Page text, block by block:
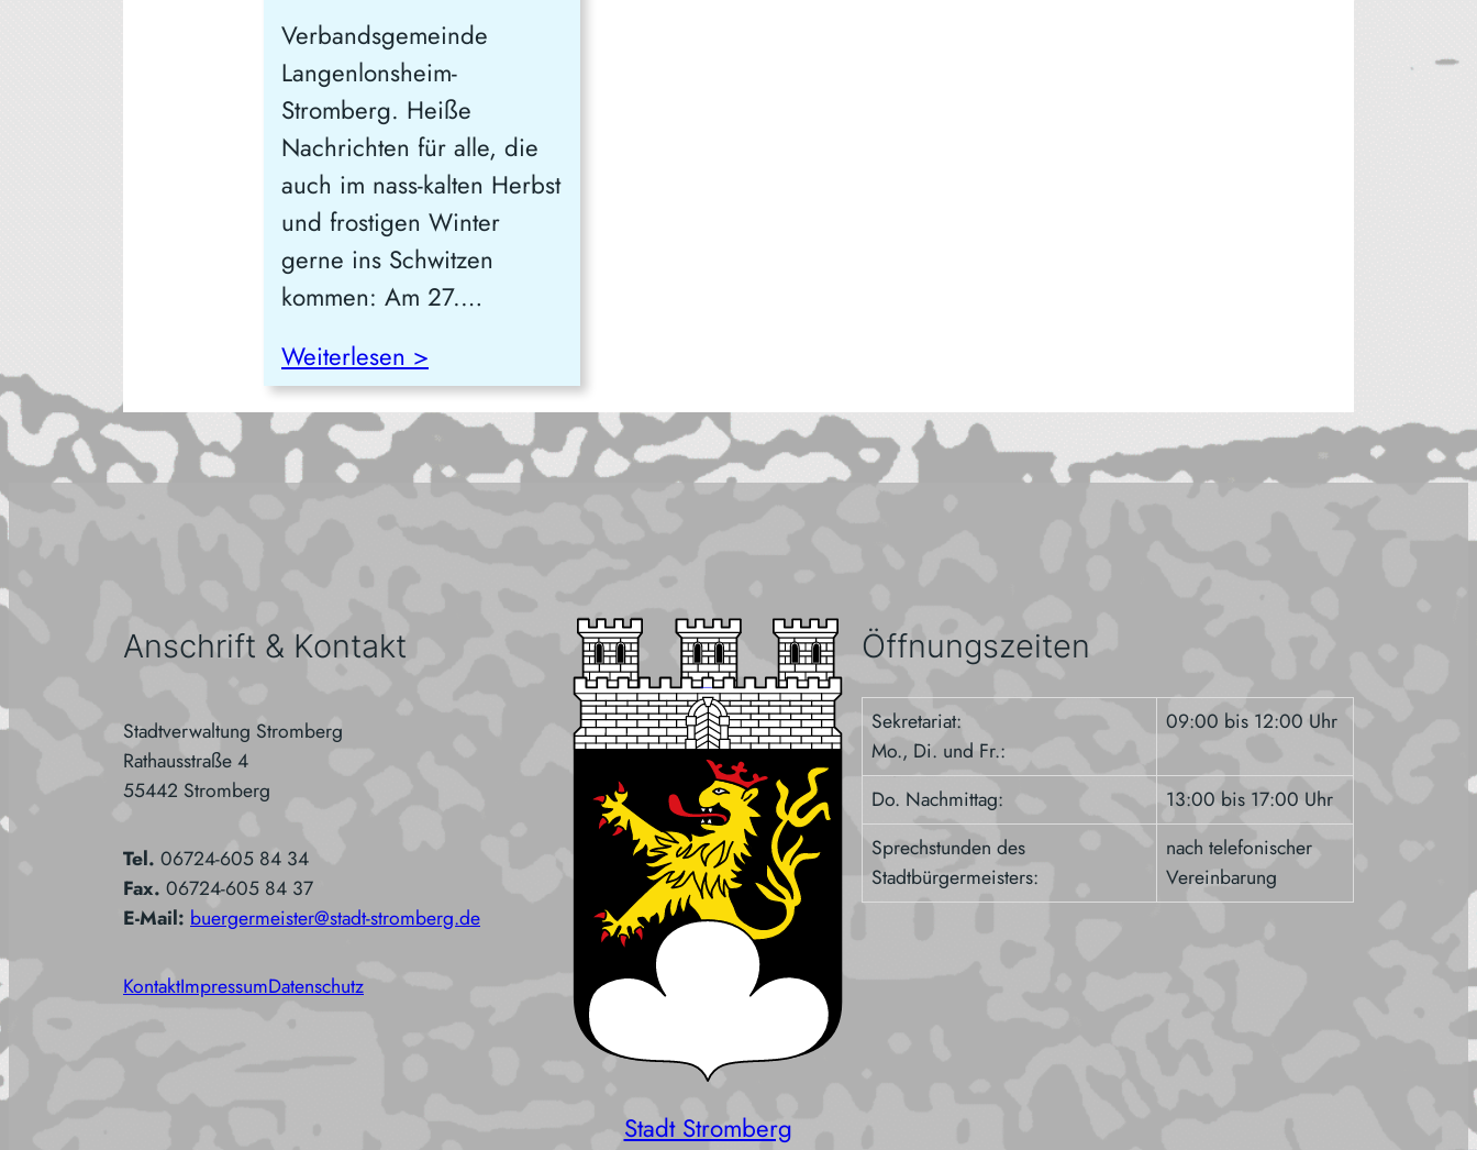
Verbandsgemeinde
Langenlonsheim-
Stromberg. Heiße
Nachrichten für alle, die
auch im nass-kalten Herbst
und frostigen Winter
gerne ins Schwitzen
kommen: Am 27.…
Weiterlesen >
Anschrift & Kontakt
Stadtverwaltung Stromberg
Rathausstraße 4
55442 Stromberg
Tel. 06724-605 84 34
Fax. 06724-605 84 37
E-Mail: buergermeister@stadt-stromberg.de
KontaktImpressumDatenschutz
Stadt Stromberg
Öffnungszeiten
Sekretariat:
Mo., Di. und Fr.:
09:00 bis 12:00 Uhr
Do. Nachmittag:
13:00 bis 17:00 Uhr
Sprechstunden des
Stadtbürgermeisters:
nach telefonischer
Vereinbarung